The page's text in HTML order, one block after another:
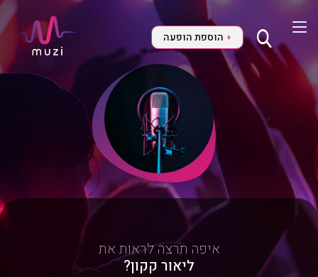
+ הוספת הופעה
איפה תרצה לראות את
ליאור קקון?